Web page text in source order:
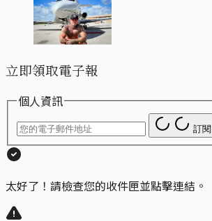
立即領取電子報
個人資訊
訂閱
太好了！請檢查您的收件匣並點擊連結。